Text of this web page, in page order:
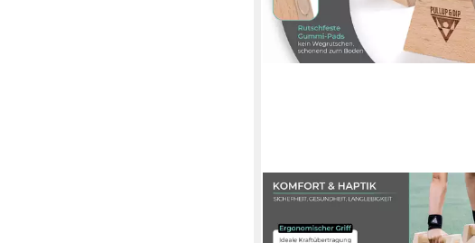
PULLUP & DIP
Liegestützgriffe Holz
mit ergonomischem Griff inkl.